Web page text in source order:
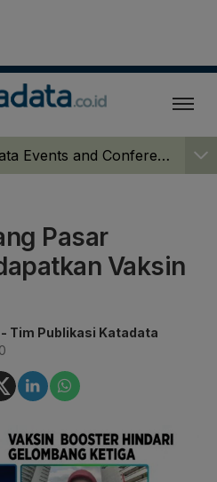
Events and Conferences
Pasar
Vaksin
- Tim Publikasi Katadata